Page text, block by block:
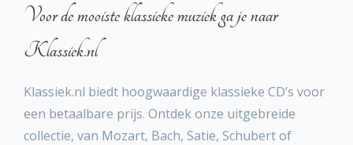
Voor de mooiste klassieke muziek ga je naar
Klassiek.nl
Klassiek.nl biedt hoogwaardige klassieke CD’s voor
een betaalbare prijs. Ontdek onze uitgebreide
collectie, van Mozart, Bach, Satie, Schubert of